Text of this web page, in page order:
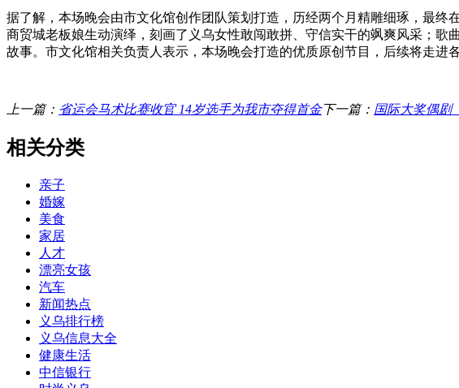
据了解，本场晚会由市文化馆创作团队策划打造，历经两个月精雕细琢，最
商贸城老板娘生动演绎，刻画了义乌女性敢闯敢拼、守信实干的飒爽风采；
故事。市文化馆相关负责人表示，本场晚会打造的优质原创节目，后续将走进
上一篇： 省运会马术比赛收官 14岁选手为我市夺得首金下一篇： 国际大奖偶剧
相关分类
亲子
婚嫁
美食
家居
人才
漂亮女孩
汽车
新闻热点
义乌排行榜
义乌信息大全
健康生活
中信银行